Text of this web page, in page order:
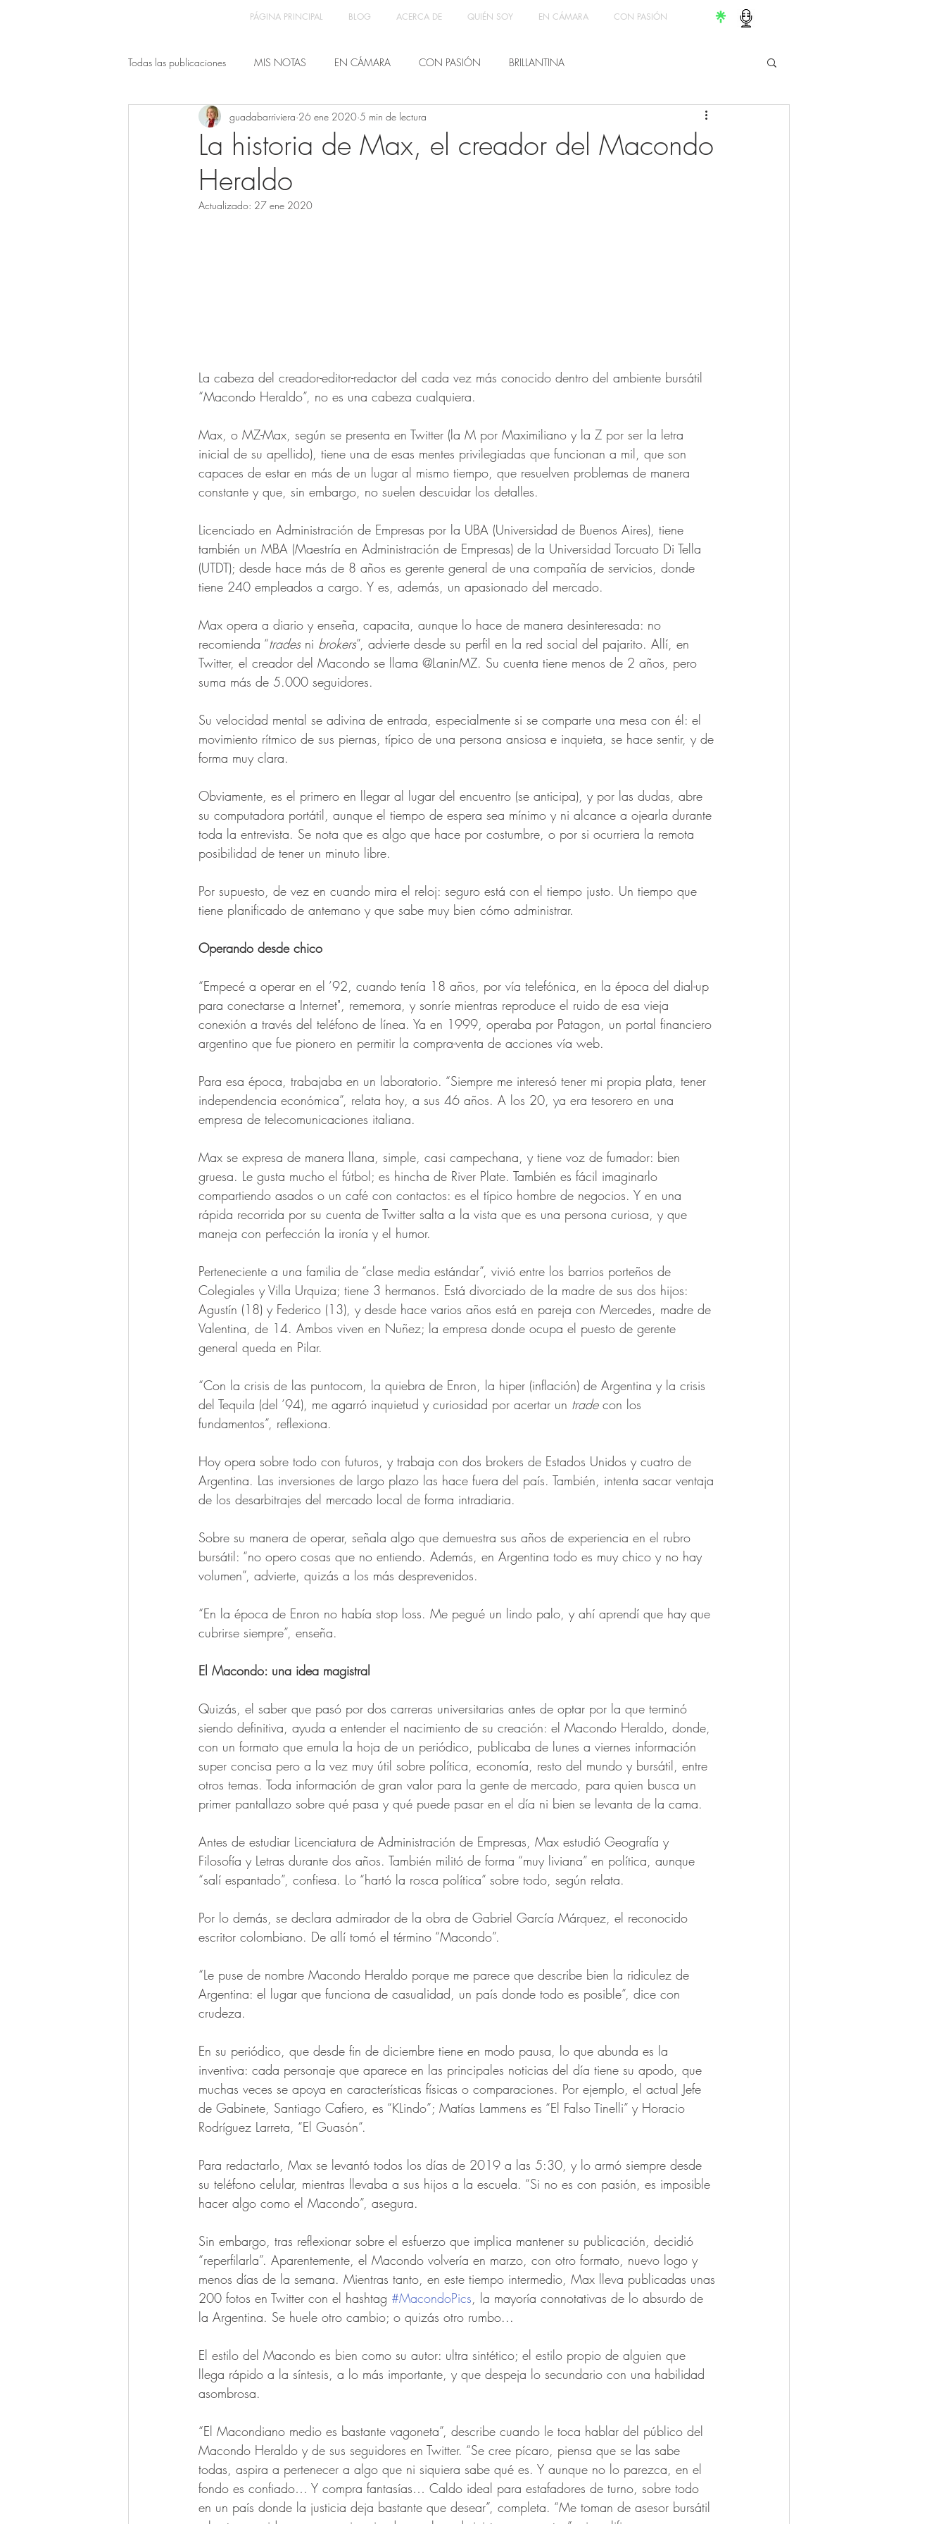
PÁGINA PRINCIPAL BLOG ACERCA DE QUIÉN SOY EN CÁMARA CON PASIÓN
Todas las publicaciones MIS NOTAS EN CÁMARA CON PASIÓN BRILLANTINA
La historia de Max, el creador del Macondo
Heraldo
guadabarriviera 26 ene 2020 5 min de lectura
Actualizado: 27 ene 2020
La cabeza del creador-editor-redactor del cada vez más conocido dentro del ambiente bursátil
“Macondo Heraldo”, no es una cabeza cualquiera.
Max, o MZ-Max, según se presenta en Twitter (la M por Maximiliano y la Z por ser la letra
inicial de su apellido), tiene una de esas mentes privilegiadas que funcionan a mil, que son
capaces de estar en más de un lugar al mismo tiempo, que resuelven problemas de manera
constante y que, sin embargo, no suelen descuidar los detalles.
Licenciado en Administración de Empresas por la UBA (Universidad de Buenos Aires), tiene
también un MBA (Maestría en Administración de Empresas) de la Universidad Torcuato Di Tella
(UTDT); desde hace más de 8 años es gerente general de una compañía de servicios, donde
tiene 240 empleados a cargo. Y es, además, un apasionado del mercado.
Max opera a diario y enseña, capacita, aunque lo hace de manera desinteresada: no
recomienda “trades ni brokers”, advierte desde su perfil en la red social del pajarito. Allí, en
Twitter, el creador del Macondo se llama @LaninMZ. Su cuenta tiene menos de 2 años, pero
suma más de 5.000 seguidores.
Su velocidad mental se adivina de entrada, especialmente si se comparte una mesa con él: el
movimiento rítmico de sus piernas, típico de una persona ansiosa e inquieta, se hace sentir, y de
forma muy clara.
Obviamente, es el primero en llegar al lugar del encuentro (se anticipa), y por las dudas, abre
su computadora portátil, aunque el tiempo de espera sea mínimo y ni alcance a ojearla durante
toda la entrevista. Se nota que es algo que hace por costumbre, o por si ocurriera la remota
posibilidad de tener un minuto libre.
Por supuesto, de vez en cuando mira el reloj: seguro está con el tiempo justo. Un tiempo que
tiene planificado de antemano y que sabe muy bien cómo administrar.
Operando desde chico
“Empecé a operar en el ’92, cuando tenía 18 años, por vía telefónica, en la época del dial-up
para conectarse a Internet", rememora, y sonríe mientras reproduce el ruido de esa vieja
conexión a través del teléfono de línea. Ya en 1999, operaba por Patagon, un portal financiero
argentino que fue pionero en permitir la compra-venta de acciones vía web.
Para esa época, trabajaba en un laboratorio. “Siempre me interesó tener mi propia plata, tener
independencia económica”, relata hoy, a sus 46 años. A los 20, ya era tesorero en una
empresa de telecomunicaciones italiana.
Max se expresa de manera llana, simple, casi campechana, y tiene voz de fumador: bien
gruesa. Le gusta mucho el fútbol; es hincha de River Plate. También es fácil imaginarlo
compartiendo asados o un café con contactos: es el típico hombre de negocios. Y en una
rápida recorrida por su cuenta de Twitter salta a la vista que es una persona curiosa, y que
maneja con perfección la ironía y el humor.
Perteneciente a una familia de “clase media estándar”, vivió entre los barrios porteños de
Colegiales y Villa Urquiza; tiene 3 hermanos. Está divorciado de la madre de sus dos hijos:
Agustín (18) y Federico (13), y desde hace varios años está en pareja con Mercedes, madre de
Valentina, de 14. Ambos viven en Nuñez; la empresa donde ocupa el puesto de gerente
general queda en Pilar.
“Con la crisis de las puntocom, la quiebra de Enron, la hiper (inflación) de Argentina y la crisis
del Tequila (del ’94), me agarró inquietud y curiosidad por acertar un trade con los
fundamentos”, reflexiona.
Hoy opera sobre todo con futuros, y trabaja con dos brokers de Estados Unidos y cuatro de
Argentina. Las inversiones de largo plazo las hace fuera del país. También, intenta sacar ventaja
de los desarbitrajes del mercado local de forma intradiaria.
Sobre su manera de operar, señala algo que demuestra sus años de experiencia en el rubro
bursátil: “no opero cosas que no entiendo. Además, en Argentina todo es muy chico y no hay
volumen”, advierte, quizás a los más desprevenidos.
“En la época de Enron no había stop loss. Me pegué un lindo palo, y ahí aprendí que hay que
cubrirse siempre”, enseña.
El Macondo: una idea magistral
Quizás, el saber que pasó por dos carreras universitarias antes de optar por la que terminó
siendo definitiva, ayuda a entender el nacimiento de su creación: el Macondo Heraldo, donde,
con un formato que emula la hoja de un periódico, publicaba de lunes a viernes información
super concisa pero a la vez muy útil sobre política, economía, resto del mundo y bursátil, entre
otros temas. Toda información de gran valor para la gente de mercado, para quien busca un
primer pantallazo sobre qué pasa y qué puede pasar en el día ni bien se levanta de la cama.
Antes de estudiar Licenciatura de Administración de Empresas, Max estudió Geografía y
Filosofía y Letras durante dos años. También militó de forma “muy liviana” en política, aunque
“salí espantado”, confiesa. Lo “hartó la rosca política” sobre todo, según relata.
Por lo demás, se declara admirador de la obra de Gabriel García Márquez, el reconocido
escritor colombiano. De allí tomó el término “Macondo”.
“Le puse de nombre Macondo Heraldo porque me parece que describe bien la ridiculez de
Argentina: el lugar que funciona de casualidad, un país donde todo es posible”, dice con
crudeza.
En su periódico, que desde fin de diciembre tiene en modo pausa, lo que abunda es la
inventiva: cada personaje que aparece en las principales noticias del día tiene su apodo, que
muchas veces se apoya en características físicas o comparaciones. Por ejemplo, el actual Jefe
de Gabinete, Santiago Cafiero, es “KLindo”; Matías Lammens es “El Falso Tinelli” y Horacio
Rodríguez Larreta, “El Guasón”.
Para redactarlo, Max se levantó todos los días de 2019 a las 5:30, y lo armó siempre desde
su teléfono celular, mientras llevaba a sus hijos a la escuela. “Si no es con pasión, es imposible
hacer algo como el Macondo”, asegura.
Sin embargo, tras reflexionar sobre el esfuerzo que implica mantener su publicación, decidió
“reperfilarla”. Aparentemente, el Macondo volvería en marzo, con otro formato, nuevo logo y
menos días de la semana. Mientras tanto, en este tiempo intermedio, Max lleva publicadas unas
200 fotos en Twitter con el hashtag #MacondoPics, la mayoría connotativas de lo absurdo de
la Argentina. Se huele otro cambio; o quizás otro rumbo...
El estilo del Macondo es bien como su autor: ultra sintético; el estilo propio de alguien que
llega rápido a la síntesis, a lo más importante, y que despeja lo secundario con una habilidad
asombrosa.
“El Macondiano medio es bastante vagoneta”, describe cuando le toca hablar del público del
Macondo Heraldo y de sus seguidores en Twitter. “Se cree pícaro, piensa que se las sabe
todas, aspira a pertenecer a algo que ni siquiera sabe qué es. Y aunque no lo parezca, en el
fondo es confiado… Y compra fantasías… Caldo ideal para estafadores de turno, sobre todo
en un país donde la justicia deja bastante que desear”, completa. “Me toman de asesor bursátil